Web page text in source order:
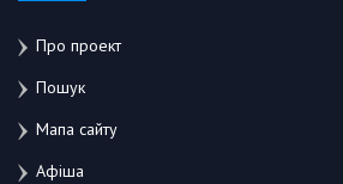
Про проект
Пошук
Мапа сайту
Афіша